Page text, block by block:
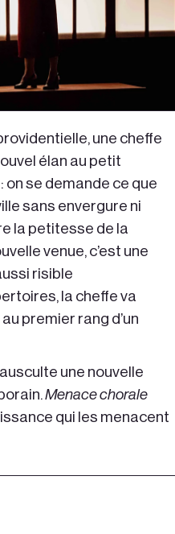
une cheffe
élan au petit
on se demande ce que
sans envergure ni
la petitesse de la
venue, c’est une
risible
la cheffe va
premier rang d’un
une nouvelle
Menace chorale
qui les menacent